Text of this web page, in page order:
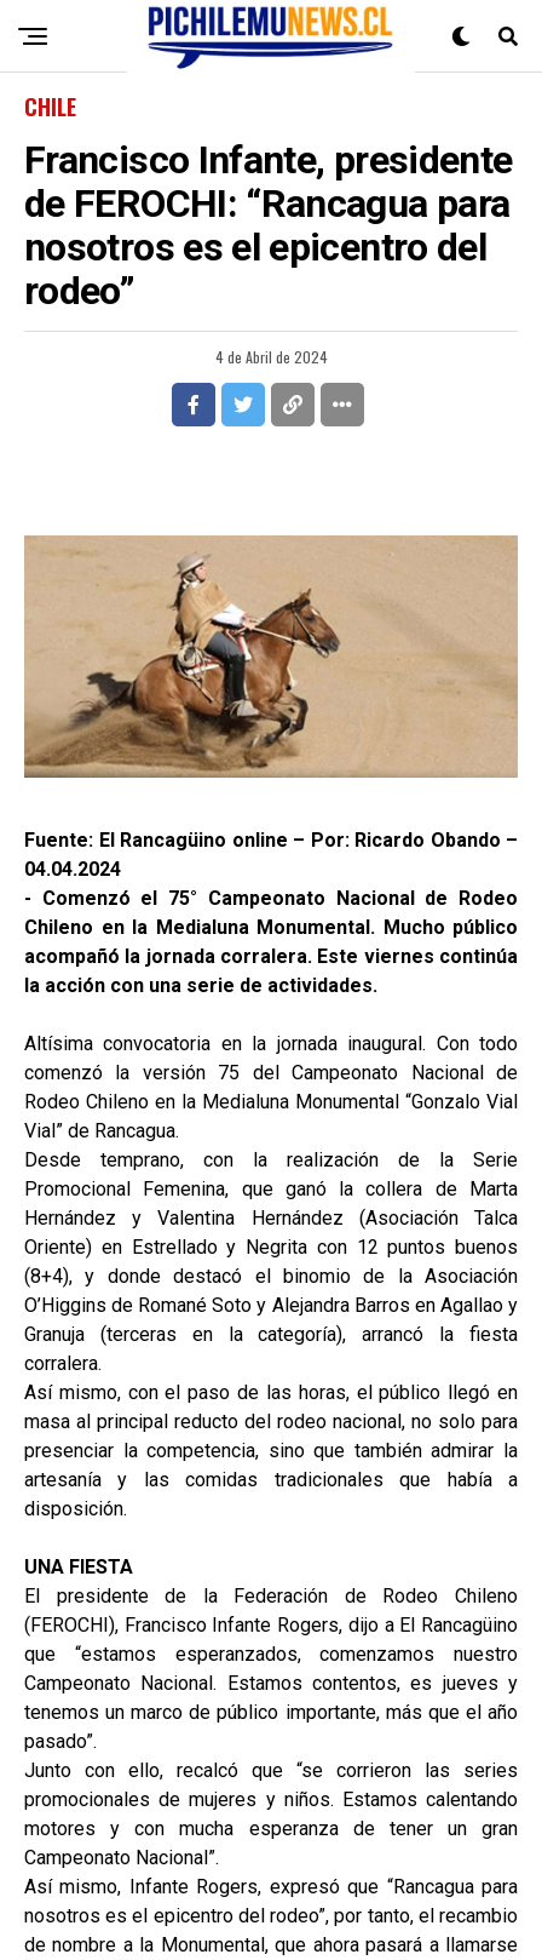
CHILE
Francisco Infante, presidente
de FEROCHI: “Rancagua para
nosotros es el epicentro del
rodeo”
4 de Abril de 2024
Fuente: El Rancagüino online – Por: Ricardo Obando –
04.04.2024
- Comenzó el 75° Campeonato Nacional de Rodeo
Chileno en la Medialuna Monumental. Mucho público
acompañó la jornada corralera. Este viernes continúa
la acción con una serie de actividades.
Altísima convocatoria en la jornada inaugural. Con todo
comenzó la versión 75 del Campeonato Nacional de
Rodeo Chileno en la Medialuna Monumental “Gonzalo Vial
Vial” de Rancagua.
Desde temprano, con la realización de la Serie
Promocional Femenina, que ganó la collera de Marta
Hernández y Valentina Hernández (Asociación Talca
Oriente) en Estrellado y Negrita con 12 puntos buenos
(8+4), y donde destacó el binomio de la Asociación
O’Higgins de Romané Soto y Alejandra Barros en Agallao y
Granuja (terceras en la categoría), arrancó la fiesta
corralera.
Así mismo, con el paso de las horas, el público llegó en
masa al principal reducto del rodeo nacional, no solo para
presenciar la competencia, sino que también admirar la
artesanía y las comidas tradicionales que había a
disposición.
UNA FIESTA
El presidente de la Federación de Rodeo Chileno
(FEROCHI), Francisco Infante Rogers, dijo a El Rancagüino
que “estamos esperanzados, comenzamos nuestro
Campeonato Nacional. Estamos contentos, es jueves y
tenemos un marco de público importante, más que el año
pasado”.
Junto con ello, recalcó que “se corrieron las series
promocionales de mujeres y niños. Estamos calentando
motores y con mucha esperanza de tener un gran
Campeonato Nacional”.
Así mismo, Infante Rogers, expresó que “Rancagua para
nosotros es el epicentro del rodeo”, por tanto, el recambio
de nombre a la Monumental, que ahora pasará a llamarse